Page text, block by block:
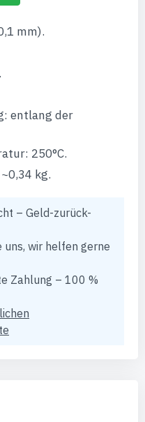
mm).
entlang der
250°C.
kg.
– Geld-zurück-
uns, wir helfen gerne
Zahlung – 100 %